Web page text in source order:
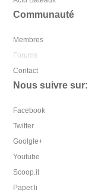
Communauté
Membres
Forums
Contact
Nous suivre sur:
Facebook
Twitter
Goolgle+
Youtube
Scoop.it
Paper.li